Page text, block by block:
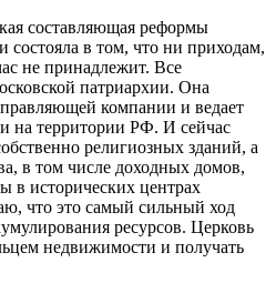
составляющая реформы
состояла в том, что ни приходам,
не принадлежит. Все
патриархии. Она
компании и ведает
на территории РФ. И сейчас
религиозных зданий, а
в том числе доходных домов,
в исторических центрах
что это самый сильный ход
ресурсов. Церковь
недвижимости и получать